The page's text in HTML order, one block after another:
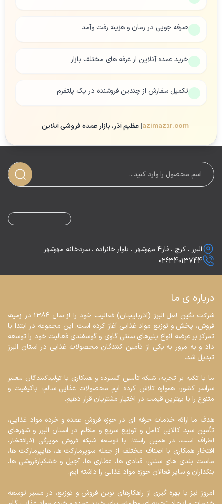
صرفه جویی در زمان و هزینه رفت وآمد
خرید عمده آنلاین از غرفه های مختلف بازار
تکمیل سفارش از چندین فروشنده در یک پلتفرم
azimazar.com | عظیم آذر، بازار عمده فروشی آنلاین
درباره ی ما
البرز ، کرج ، فاز4 مهرشهر ، بلوار خانزاده ، سردخانه مهرشهر
02634013744